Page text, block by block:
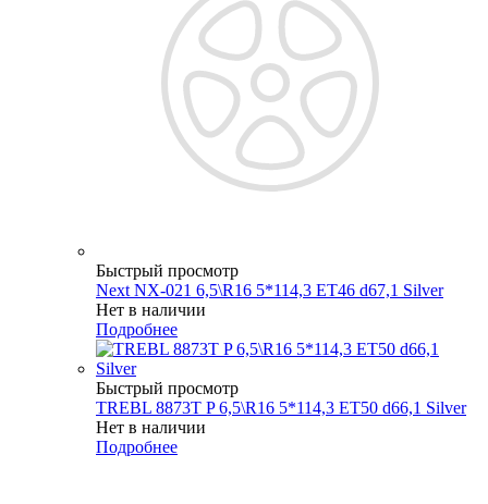
Быстрый просмотр
Next NX-021 6,5\R16 5*114,3 ET46 d67,1 Silver
Нет в наличии
Подробнее
Быстрый просмотр
TREBL 8873T P 6,5\R16 5*114,3 ET50 d66,1 Silver
Нет в наличии
Подробнее